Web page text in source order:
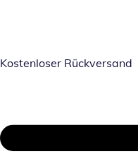
Kostenloser Rückversand